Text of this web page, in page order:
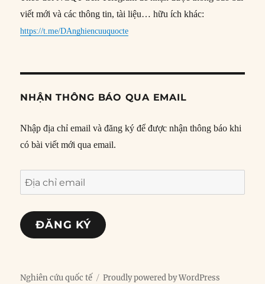
viết mới và các thông tin, tài liệu… hữu ích khác:
https://t.me/DAnghiencuuquocte
NHẬN THÔNG BÁO QUA EMAIL
Nhập địa chỉ email và đăng ký để được nhận thông báo khi
có bài viết mới qua email.
Địa
chỉ
email
ĐĂNG KÝ
Nghiên cứu quốc tế Proudly powered by WordPress